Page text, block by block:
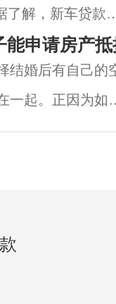
期，有些银行看
了解，新车贷款
达裸车价格的
险费和各种额外
裸车价格和评估
能申请房产
结婚后有自己的
一起。正因为如
付款贷款买房，